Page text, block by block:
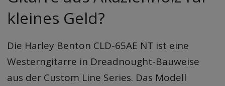
kleines Geld?
Die Harley Benton CLD-65AE NT ist eine
Westerngitarre in Dreadnought-Bauweise
aus der Custom Line Series. Das Modell